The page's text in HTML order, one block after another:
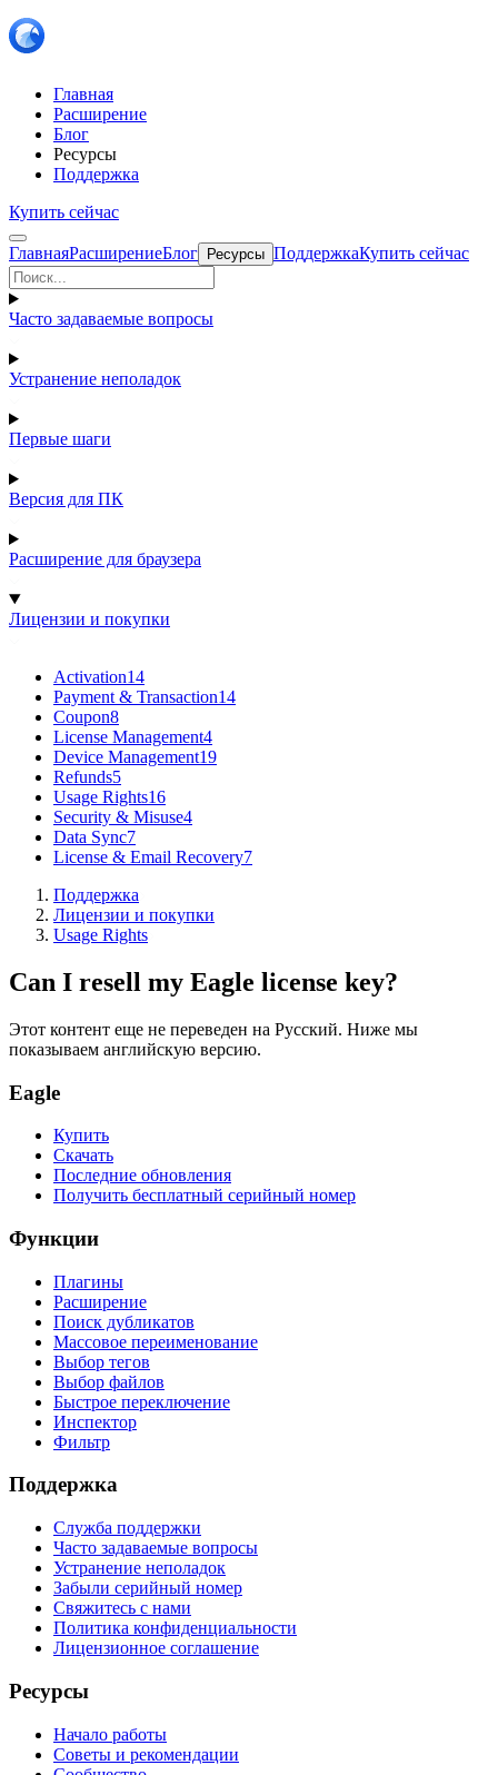
Главная
Расширение
Блог
Ресурсы
Поддержка
Купить сейчас
ГлавнаяРасширениеБлог Ресурсы ПоддержкаКупить сейчас
Часто задаваемые вопросы
Устранение неполадок
Первые шаги
Версия для ПК
Расширение для браузера
Лицензии и покупки
Activation14
Payment & Transaction14
Coupon8
License Management4
Device Management19
Refunds5
Usage Rights16
Security & Misuse4
Data Sync7
License & Email Recovery7
Поддержка
Лицензии и покупки
Usage Rights
Can I resell my Eagle license key?
Этот контент еще не переведен на Русский. Ниже мы
показываем английскую версию.
Eagle
Купить
Скачать
Последние обновления
Получить бесплатный серийный номер
Функции
Плагины
Расширение
Поиск дубликатов
Массовое переименование
Выбор тегов
Выбор файлов
Быстрое переключение
Инспектор
Фильтр
Поддержка
Служба поддержки
Часто задаваемые вопросы
Устранение неполадок
Забыли серийный номер
Свяжитесь с нами
Политика конфиденциальности
Лицензионное соглашение
Ресурсы
Начало работы
Советы и рекомендации